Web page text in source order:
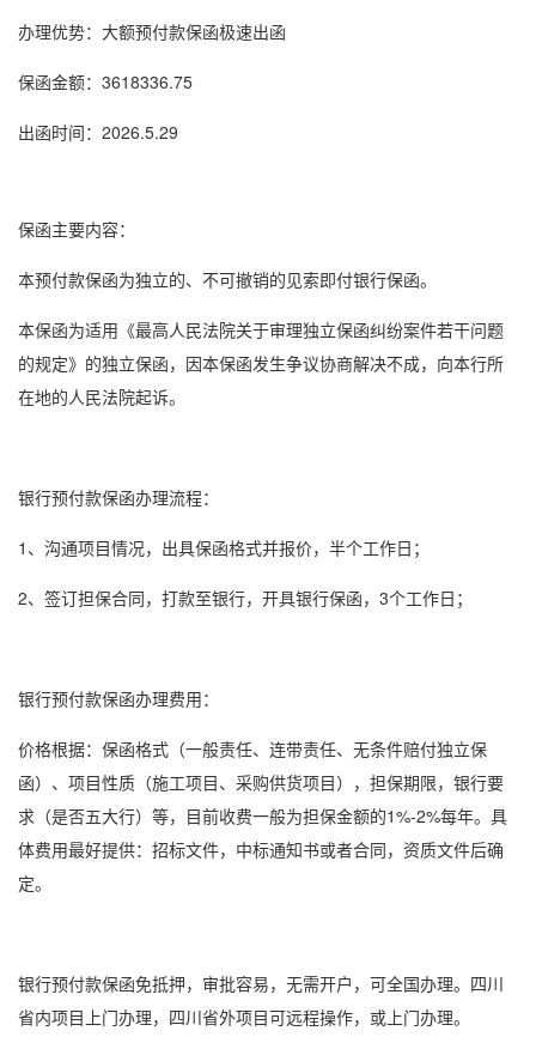
办理优势：大额预付款保函极速出函
保函金额：3618336.75
出函时间：2026.5.29
保函主要内容：
本预付款保函为独立的、不可撤销的见索即付银行保函。
本保函为适用《最高人民法院关于审理独立保函纠纷案件若干问题
的规定》的独立保函，因本保函发生争议协商解决不成，向本行所
在地的人民法院起诉。
银行预付款保函办理流程：
1、沟通项目情况，出具保函格式并报价，半个工作日；
2、签订担保合同，打款至银行，开具银行保函，3个工作日；
银行预付款保函办理费用：
价格根据： 保函格式 （一般责任、连带责任、无条件赔付独立保
函）、项目性质（施工项目、采购供货项目），担保期限，银行要
求（是否五大行）等，目前收费一般为担保金额的1%-2%每年。具
体费用最好提供：招标文件，中标通知书或者合同，资质文件后确
定。
银行预付款保函免抵押，审批容易，无需开户，可全国办理。四川
省内项目上门办理，四川省外项目可远程操作，或上门办理。